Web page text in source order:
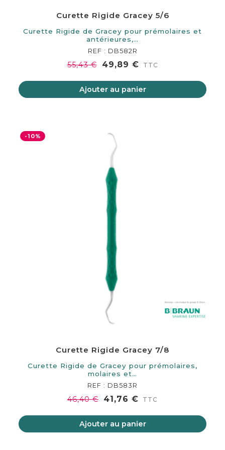
Curette Rigide Gracey 5/6
Curette Rigide de Gracey pour prémolaires et
antérieures,…
REF : DB582R
55,43 € 49,89 € TTC
Ajouter au panier
-10%
Curette Rigide Gracey 7/8
Curette Rigide de Gracey pour prémolaires,
molaires et…
REF : DB583R
46,40 € 41,76 € TTC
Ajouter au panier